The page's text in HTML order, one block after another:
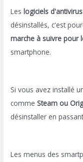
Leslogiciels d'antivirus
désinstallés, c'est
marche à suivre pour
smartphone.
Si vous avez installé
commeSteam ou
désinstaller en
Les menus des